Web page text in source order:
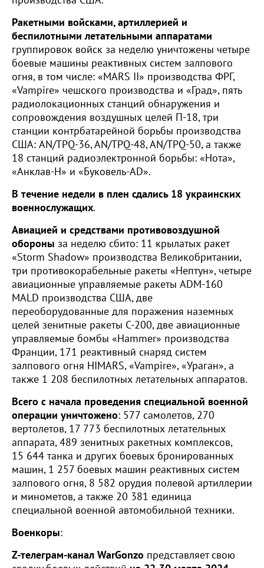
Ракетными войсками, артиллерией и
беспилотными летательными аппаратами
группировок войск за неделю уничтожены четыре
боевые машины реактивных систем залпового
огня, в том числе: «MARS II» производства ФРГ,
«Vampire» чешского производства и «Град», пять
радиолокационных станций обнаружения и
сопровождения воздушных целей П-18, три
станции контрбатарейной борьбы производства
США: AN/TPQ-36, AN/TPQ-48, AN/TPQ-50, а также
18 станций радиоэлектронной борьбы: «Нота»,
«Анклав-Н» и «Буковель-AD».
В течение недели в плен сдались 18 украинских
военнослужащих.
Авиацией и средствами противовоздушной
обороны за неделю сбито: 11 крылатых ракет
«Storm Shadow» производства Великобритании,
три противокорабельные ракеты «Нептун», четыре
авиационные управляемые ракеты ADM-160
MALD производства США, две
переоборудованные для поражения наземных
целей зенитные ракеты С-200, две авиационные
управляемые бомбы «Hammer» производства
Франции, 171 реактивный снаряд систем
залпового огня HIMARS, «Vampire», «Ураган», а
также 1 208 беспилотных летательных аппаратов.
Всего с начала проведения специальной военной
операции уничтожено: 577 самолетов, 270
вертолетов, 17 773 беспилотных летательных
аппарата, 489 зенитных ракетных комплексов,
15 644 танка и других боевых бронированных
машин, 1 257 боевых машин реактивных систем
залпового огня, 8 582 орудия полевой артиллерии
и минометов, а также 20 381 единица
специальной военной автомобильной техники.
Военкоры:
Z-телеграм-канал WarGonzo представляет свою